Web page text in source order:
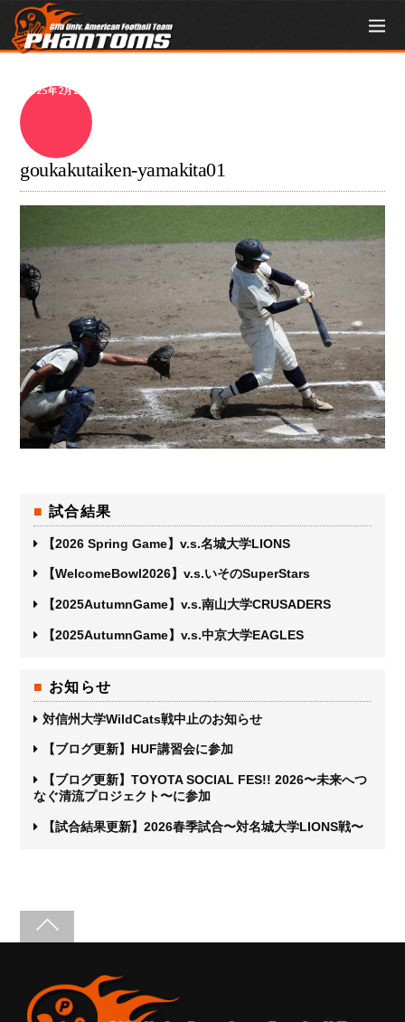
2025年2月2日
goukakutaiken-yamakita01
試合結果
【2026 Spring Game】v.s.名城大学LIONS
【WelcomeBowl2026】v.s.いそのSuperStars
【2025AutumnGame】v.s.南山大学CRUSADERS
【2025AutumnGame】v.s.中京大学EAGLES
お知らせ
対信州大学WildCats戦中止のお知らせ
【ブログ更新】HUF講習会に参加
【ブログ更新】TOYOTA SOCIAL FES!! 2026〜未来へつ
なぐ清流プロジェクト〜に参加
【試合結果更新】2026春季試合〜対名城大学LIONS戦〜